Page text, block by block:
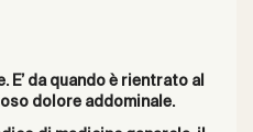
E’ da quando è rientrato al
dolore addominale.